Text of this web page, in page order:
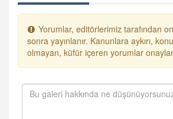
Yorumlar, editörlerimiz tarafından
sonra yayınlanır. Kanunlara aykırı,
olmayan, küfür içeren yorumlar